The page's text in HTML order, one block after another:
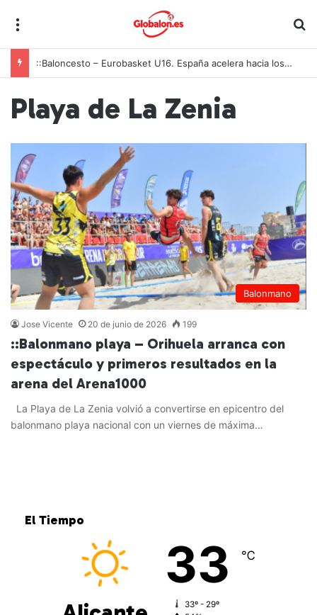
::Baloncesto – Eurobasket U16. España acelera hacia los octavos tras una exhibición colectiva ante Georgia
Playa de La Zenia
Balonmano
Jose Vicente 20 de junio de 2026 199
::Balonmano playa – Orihuela arranca con
espectáculo y primeros resultados en la
arena del Arena1000
La Playa de La Zenia volvió a convertirse en epicentro del
balonmano playa nacional con un viernes de máxima…
El Tiempo
33 ℃
33º - 29º